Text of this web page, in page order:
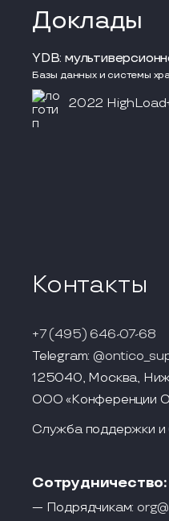
Доклады
YDB:
Базы данных и системы
2022
Контакты
+7 (495) 646-07-68
Telegram:
125040, Москва,
ООО «Конференции
Служба поддержки и
Сотрудничество:
— Подрядчикам: